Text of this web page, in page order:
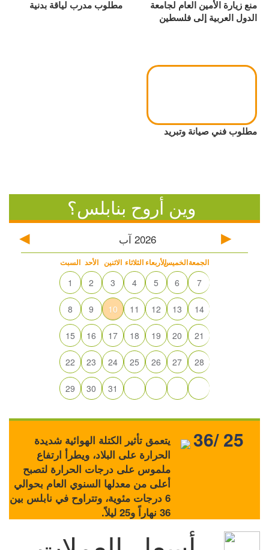
منع زيارة الأمين العام لجامعة
الدول العربية إلى فلسطين
مطلوب مدرب لياقة بدنية
مطلوب فني صيانة وتبريد
وين أروح بنابلس؟
2026 آب
السبت الأحد الاثنين الثلاثاء الأربعاءالخميسالجمعة
1 2 3 4 5 6 7
8 9 10 11 12 13 14
15 16 17 18 19 20 21
22 23 24 25 26 27 28
29 30 31
يتعمق تأثير الكتلة الهوائية شديدة
الحرارة على البلاد، ويطرأ ارتفاع
ملموس على درجات الحرارة لتصبح
أعلى من معدلها السنوي العام بحوالي
6 درجات مئوية، وتتراوح في نابلس بين
36 نهاراً و25 ليلاً.
36/ 25